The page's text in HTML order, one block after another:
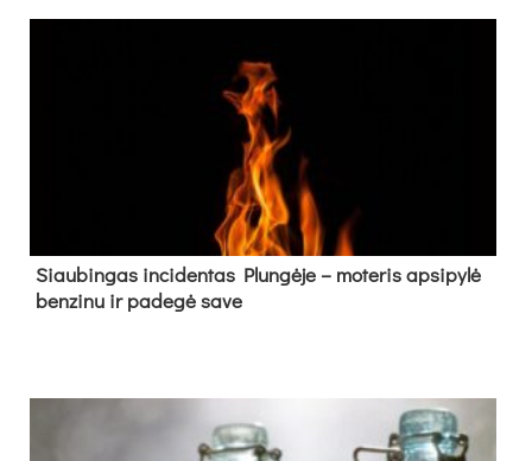
Siau­bin­gas in­ci­den­tas Plun­gė­je – mo­te­ris ap­si­py­lė
ben­zi­nu ir pa­de­gė sa­ve